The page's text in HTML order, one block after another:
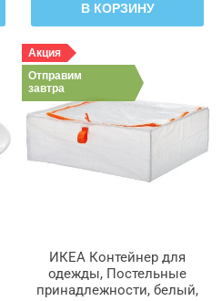
В КОРЗИНУ
Акция
Отправим
завтра
ИКЕА Контейнер для
одежды, Постельные
принадлежности, белый,